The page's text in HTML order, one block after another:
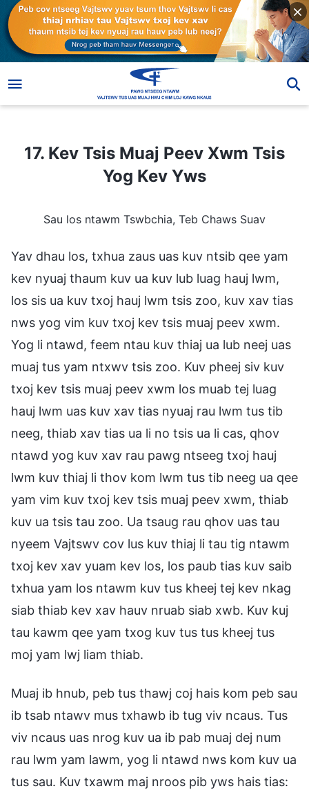
17. Kev Tsis Muaj Peev Xwm Tsis Yog Kev Yws
17. Kev Tsis Muaj Peev Xwm Tsis
Yog Kev Yws
Sau los ntawm Tswbchia, Teb Chaws Suav
Yav dhau los, txhua zaus uas kuv ntsib qee yam
kev nyuaj thaum kuv ua kuv lub luag hauj lwm,
los sis ua kuv txoj hauj lwm tsis zoo, kuv xav tias
nws yog vim kuv txoj kev tsis muaj peev xwm.
Yog li ntawd, feem ntau kuv thiaj ua lub neej uas
muaj tus yam ntxwv tsis zoo. Kuv pheej siv kuv
txoj kev tsis muaj peev xwm los muab tej luag
hauj lwm uas kuv xav tias nyuaj rau lwm tus tib
neeg, thiab xav tias ua li no tsis ua li cas, qhov
ntawd yog kuv xav rau pawg ntseeg txoj hauj
lwm kuv thiaj li thov kom lwm tus tib neeg ua qee
yam vim kuv txoj kev tsis muaj peev xwm, thiab
kuv ua tsis tau zoo. Ua tsaug rau qhov uas tau
nyeem Vajtswv cov lus kuv thiaj li tau tig ntawm
txoj kev xav yuam kev los, los paub tias kuv saib
txhua yam los ntawm kuv tus kheej tej kev nkag
siab thiab kev xav hauv nruab siab xwb. Kuv kuj
tau kawm qee yam txog kuv tus tus kheej tus
moj yam lwj liam thiab.
Muaj ib hnub, peb tus thawj coj hais kom peb sau
ib tsab ntawv mus txhawb ib tug viv ncaus. Tus
viv ncaus uas nrog kuv ua ib pab muaj dej num
rau lwm yam lawm, yog li ntawd nws kom kuv ua
tus sau. Kuv txawm maj nroos pib yws hais tias: